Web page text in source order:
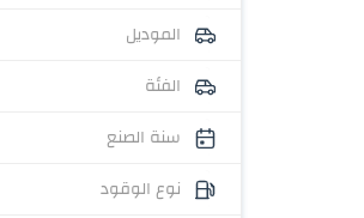
الموديل
الفئة
سنة الصنع
نوع الوقود